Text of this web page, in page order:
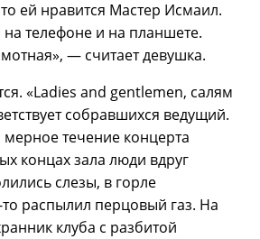
ей нравится Мастер Исмаил.
телефоне и на планшете.
— считает девушка.
«Ladies and gentlemen, салям
собравшихся ведущий.
течение концерта
концах зала люди вдруг
слезы, в горле
распылил перцовый газ. На
клуба с разбитой